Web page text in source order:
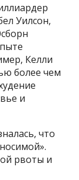
Уилсон,
Келли
более чем
и
что
рвоты и